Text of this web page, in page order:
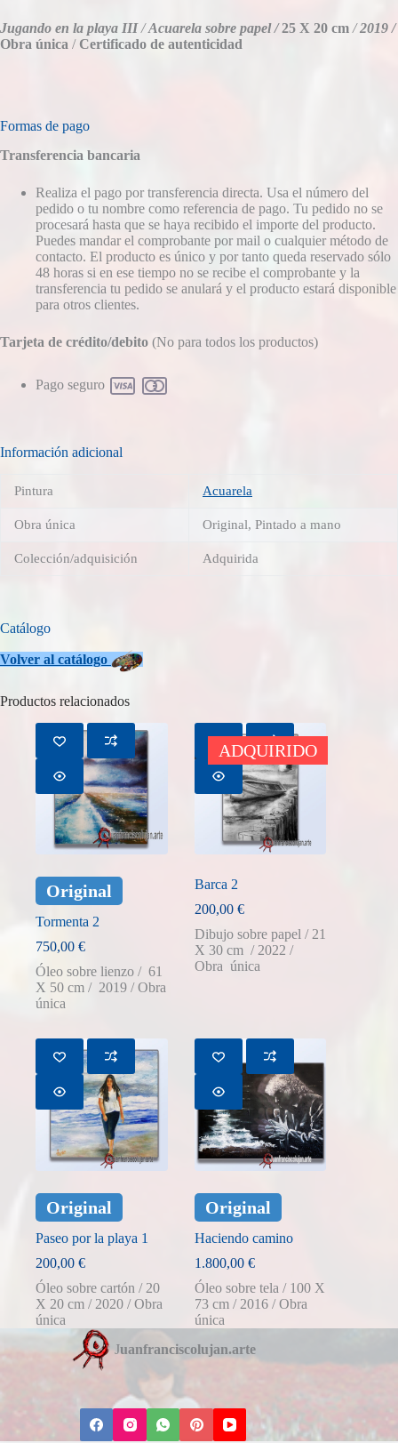
Jugando en la playa III/Acuarela sobre papel / 25 X 20 cm /2019 /
Obra única /Certificado de autenticidad
Formas de pago
Transferencia bancaria
Realiza el pago por transferencia directa. Usa el número del
pedido o tu nombre como referencia de pago. Tu pedido no se
procesará hasta que se haya recibido el importe del producto.
Puedes mandar el comprobante por mail o cualquier método de
contacto. El producto es único y por tanto queda reservado sólo
48 horas si en ese tiempo no se recibe el comprobante y la
transferencia tu pedido se anulará y el producto estará disponible
para otros clientes.
Tarjeta de crédito/debito (No para todos los productos)
Pago seguro
Información adicional
Pintura Acuarela
Obra única Original, Pintado a mano
Colección/adquisición Adquirida
Catálogo
Volver al catálogo
Productos relacionados
Original
Tormenta 2
750,00 €
Óleo sobre lienzo / 61
X 50 cm / 2019 / Obra
única
ADQUIRIDO
AGOTADO
Barca 2
200,00 €
Dibujo sobre papel / 21
X 30 cm / 2022 /
Obra única
Original
Paseo por la playa 1
200,00 €
Óleo sobre cartón / 20
X 20 cm / 2020 / Obra
única
Original
Haciendo camino
1.800,00 €
Óleo sobre tela / 100 X
73 cm / 2016 / Obra
única
Juanfranciscolujan.arte